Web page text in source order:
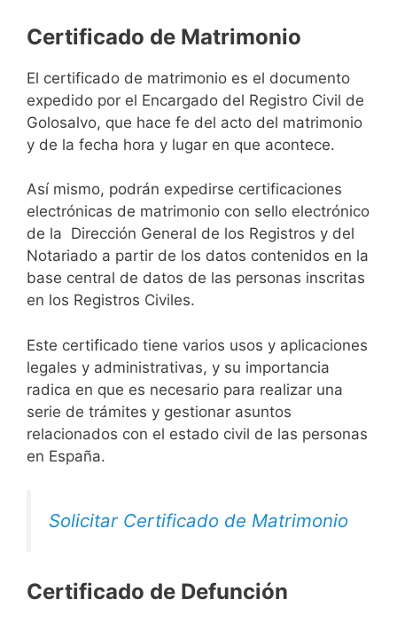
Certificado de Matrimonio
El certificado de matrimonio es el documento
expedido por el Encargado del Registro Civil de
Golosalvo, que hace fe del acto del matrimonio
y de la fecha hora y lugar en que acontece.
Así mismo, podrán expedirse certificaciones
electrónicas de matrimonio con sello electrónico
de la Dirección General de los Registros y del
Notariado a partir de los datos contenidos en la
base central de datos de las personas inscritas
en los Registros Civiles.
Este certificado tiene varios usos y aplicaciones
legales y administrativas, y su importancia
radica en que es necesario para realizar una
serie de trámites y gestionar asuntos
relacionados con el estado civil de las personas
en España.
Solicitar Certificado de Matrimonio
Certificado de Defunción